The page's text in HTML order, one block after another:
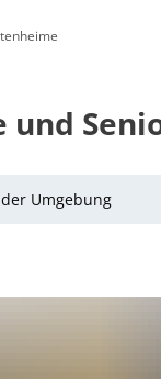
und
Umgebung